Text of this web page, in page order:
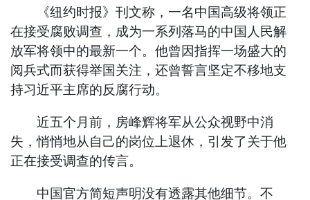
《纽约时报》刊文称，一名中国高级将领正
在接受腐败调查，成为一系列落马的中国人民解
放军将领中的最新一个。他曾因指挥一场盛大的
阅兵式而获得举国关注，还曾誓言坚定不移地支
持习近平主席的反腐行动。
近五个月前，房峰辉将军从公众视野中消
失，悄悄地从自己的岗位上退休，引发了关于他
正在接受调查的传言。
中国官方简短声明没有透露其他细节。不